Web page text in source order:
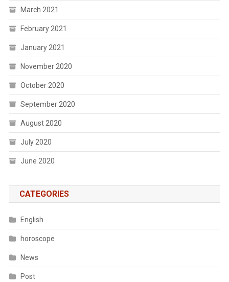
March 2021
February 2021
January 2021
November 2020
October 2020
September 2020
August 2020
July 2020
June 2020
CATEGORIES
English
horoscope
News
Post